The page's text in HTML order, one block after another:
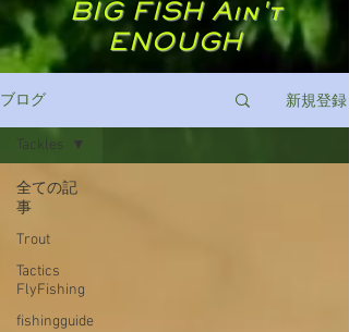
BIG FISH Ain't
ENOUGH
ブログ 新規登録
全ての記
事
Trout
Tactics
FlyFishing
fishingguide
Tackles